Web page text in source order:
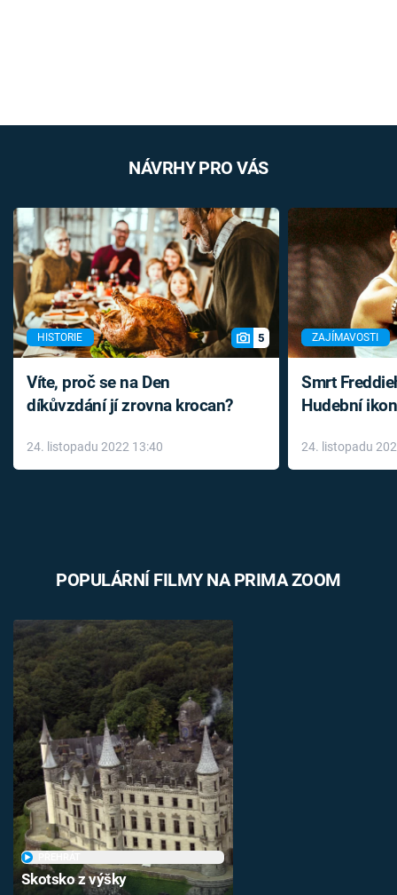
NÁVRHY PRO VÁS
HISTORIE 5
Víte, proč se na Den
díkůvzdání jí zrovna krocan?
24. listopadu 2022 13:40
ZAJÍMAVOSTI
Smrt
Hudební
léky
24. listopadu
POPULÁRNÍ FILMY NA PRIMA ZOOM
Skotsko z výšky